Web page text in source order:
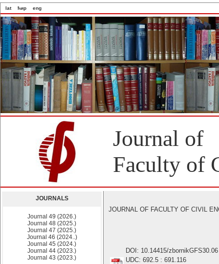
lat ћир eng
Journal of
Faculty of
JOURNALS
Journal 49 (2026.)
Journal 48 (2025.)
Journal 47 (2025.)
Journal 46 (2024..)
Journal 45 (2024.)
Journal 44 (2023.)
Journal 43 (2023.)
JOURNAL OF FACULTY OF CIVIL
DOI: 10.14415/zbornikGFS30.06
UDC: 692.5 : 691.116